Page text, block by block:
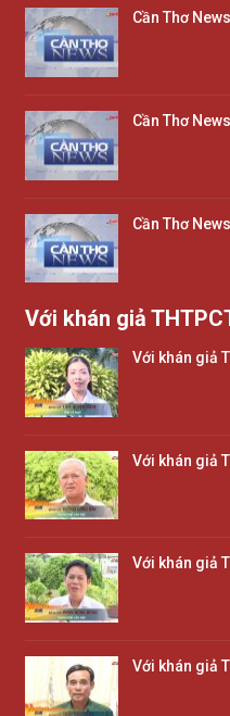
Cần Thơ
Cần Thơ
Cần Thơ
Với khán giả
Với khán giả
Với khán giả
Với khán giả
Với khán giả